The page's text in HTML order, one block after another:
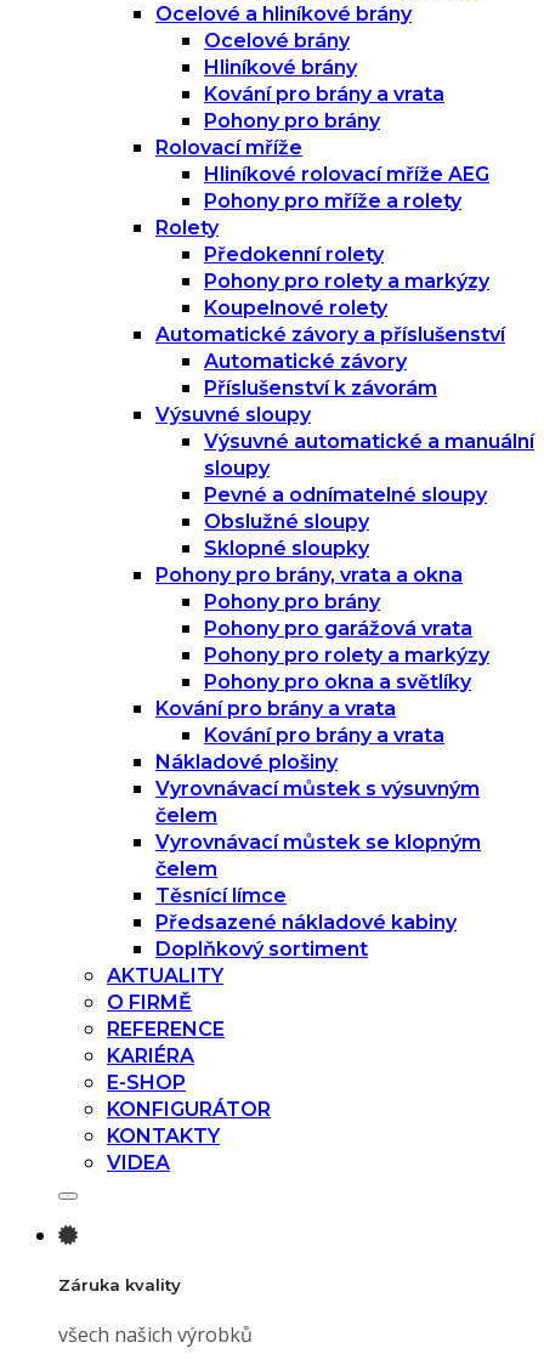
Ocelové a hliníkové brány
Ocelové brány
Hliníkové brány
Kování pro brány a vrata
Pohony pro brány
Rolovací mříže
Hliníkové rolovací mříže AEG
Pohony pro mříže a rolety
Rolety
Předokenní rolety
Pohony pro rolety a markýzy
Koupelnové rolety
Automatické závory a příslušenství
Automatické závory
Příslušenství k závorám
Výsuvné sloupy
Výsuvné automatické a manuální
sloupy
Pevné a odnímatelné sloupy
Obslužné sloupy
Sklopné sloupky
Pohony pro brány, vrata a okna
Pohony pro brány
Pohony pro garážová vrata
Pohony pro rolety a markýzy
Pohony pro okna a světlíky
Kování pro brány a vrata
Kování pro brány a vrata
Nákladové plošiny
Vyrovnávací můstek s výsuvným
čelem
Vyrovnávací můstek se klopným
čelem
Těsnící límce
Předsazené nákladové kabiny
Doplňkový sortiment
AKTUALITY
O FIRMĚ
REFERENCE
KARIÉRA
E-SHOP
KONFIGURÁTOR
KONTAKTY
VIDEA
Záruka kvality
všech našich výrobků